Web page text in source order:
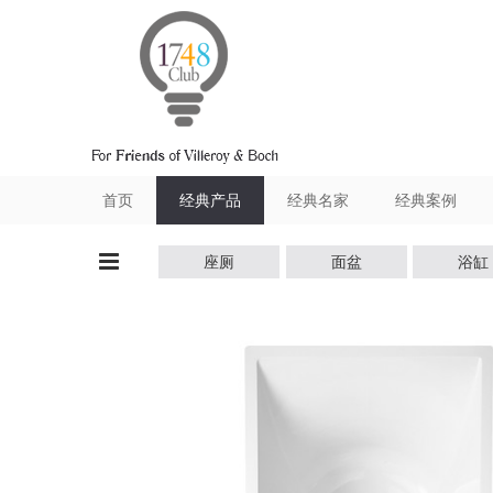
首页
经典产品 经典名家 经典案例
座厕 面盆 浴缸